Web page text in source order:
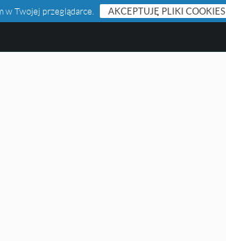
w Twojej przeglądarce. AKCEPTUJĘ PLIKI COOKIES